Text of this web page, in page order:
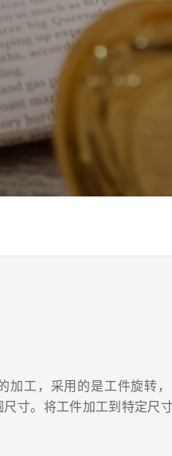
加工，采用的是工件旋转
寸。将工件加工到特定尺